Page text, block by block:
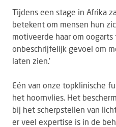
Tijdens een stage in Afrika
betekent om mensen hun
motiveerde haar om oogarts
onbeschrijfelijk gevoel om
laten zien.’
Eén van onze topklinische
het hoornvlies. Het
bij het scherpstellen van
er veel expertise is in de